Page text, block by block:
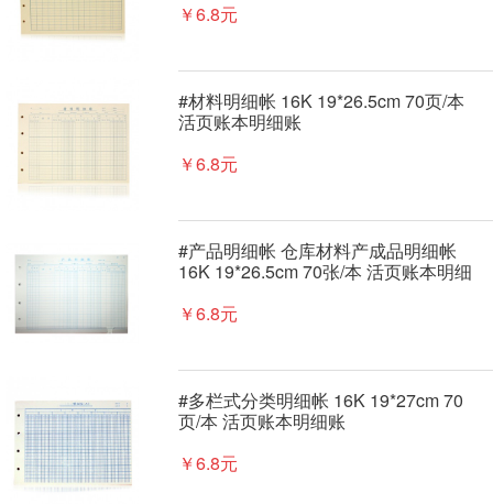
￥6.8元
#材料明细帐 16K 19*26.5cm 70页/本
活页账本明细账
￥6.8元
#产品明细帐 仓库材料产成品明细帐
16K 19*26.5cm 70张/本 活页账本明细
￥6.8元
#多栏式分类明细帐 16K 19*27cm 70
页/本 活页账本明细账
￥6.8元